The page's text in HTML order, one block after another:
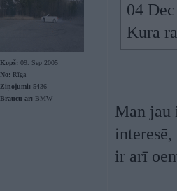
Kopš: 09. Sep 2005
No: Rīga
Ziņojumi: 5436
Braucu ar: BMW
04
Kura
Man jau
ir arī